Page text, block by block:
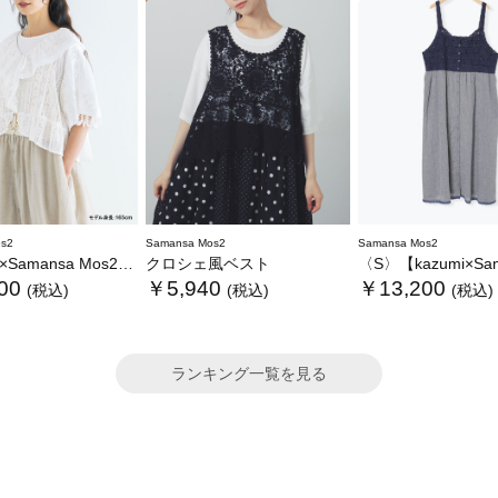
Mos2】レースフリルブラウス
(税込)
Samansa Mos2
クロシェ風ベスト
￥5,940 (税込)
Samansa Mos2
〈S〉【kazumi×Samansa Mos2】キャミワンピース《
￥13,200 (税込)
ランキング一覧を見る